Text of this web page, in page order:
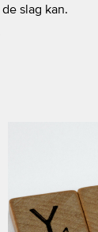
slag kan.